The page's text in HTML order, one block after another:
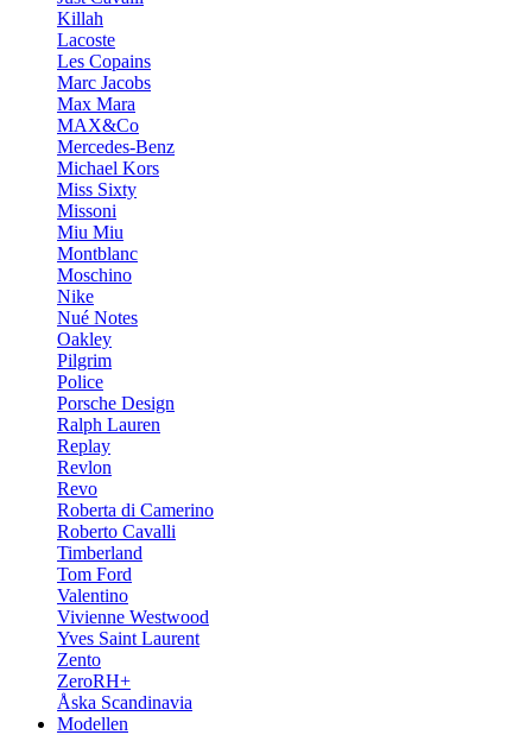
Killah
Lacoste
Les Copains
Marc Jacobs
Max Mara
MAX&Co
Mercedes-Benz
Michael Kors
Miss Sixty
Missoni
Miu Miu
Montblanc
Moschino
Nike
Nué Notes
Oakley
Pilgrim
Police
Porsche Design
Ralph Lauren
Replay
Revlon
Revo
Roberta di Camerino
Roberto Cavalli
Timberland
Tom Ford
Valentino
Vivienne Westwood
Yves Saint Laurent
Zento
ZeroRH+
Åska Scandinavia
Modellen